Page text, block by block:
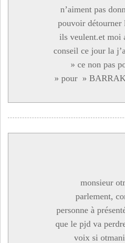
n’aiment pas
pouvoir détourner
ils veulent.et moi
conseil ce jour la
» ce non pas
pour » BARRAK
monsieur
parlement,
personne à
que le pjd va
voix si otmani